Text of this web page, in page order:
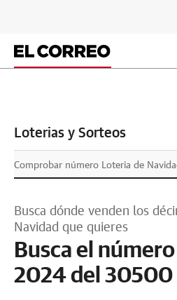
Loterias y Sorteos
Comprobar número Loteria de
Busca dónde venden los
Navidad que quieres
Busca el
2024 del 30500